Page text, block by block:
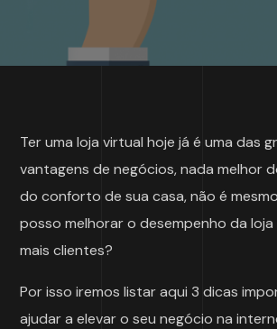
Ter uma loja virtual hoje já é uma das
vantagens de negócios, nada melhor
do conforto de sua casa, não é
posso melhorar o desempenho da
mais clientes?
Por isso iremos listar aqui 3 dicas
ajudar a elevar o seu negócio na